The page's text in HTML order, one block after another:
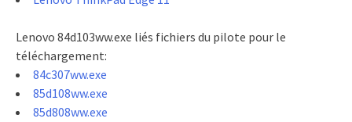
Lenovo 84d103ww.exe liés fichiers du pilote pour le
téléchargement:
84c307ww.exe
85d108ww.exe
85d808ww.exe